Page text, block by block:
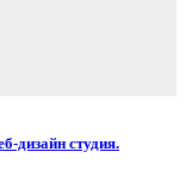
дизайн студия.